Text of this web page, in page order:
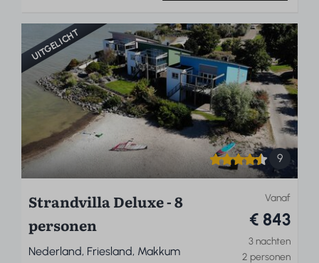
UITGELICHT
9
Vanaf
€ 843
3 nachten
2 personen
Strandvilla Deluxe - 8
personen
Nederland, Friesland, Makkum